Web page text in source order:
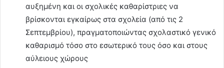
αυξημένη και οι σχολικές καθαρίστριες να
βρίσκονται εγκαίρως στα σχολεία (από τις 2
Σεπτεμβρίου), πραγματοποιώντας σχολαστικό γενικό
καθαρισμό τόσο στο εσωτερικό τους όσο και στους
αύλειους χώρους